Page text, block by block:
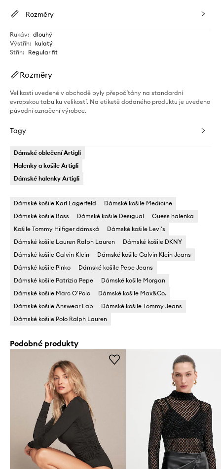
Rozměry
Rukáv: dlouhý
Výstřih: kulatý
Střih: Regular fit
Rozměry
Velikosti uvedené v obchodě byly přepočítány na standardní
evropskou tabulku velikostí. Na etiketě dodaného produktu je uvedeno
původní označení výrobce.
Tagy
Dámské oblečení Artigli
Halenky a košile Artigli
Dámské halenky Artigli
Dámské košile Karl Lagerfeld
Dámské košile Medicine
Dámské košile Boss
Dámské košile Desigual
Guess halenka
Košile Tommy Hilfiger dámská
Dámské košile Levi's
Dámské košile Lauren Ralph Lauren
Dámské košile DKNY
Dámské košile Calvin Klein
Dámské košile Calvin Klein Jeans
Dámské košile Pinko
Dámské košile Pepe Jeans
Dámské košile Patrizia Pepe
Dámské košile Morgan
Dámské košile Marc O'Polo
Dámské košile Max&Co.
Dámské košile Answear Lab
Dámské košile Tommy Jeans
Dámské košile Polo Ralph Lauren
Podobné produkty